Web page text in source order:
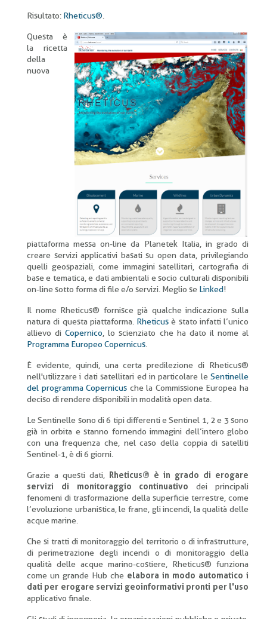
Risultato: Rheticus®
Questa è
la ricetta
della
nuova
piattaforma messa on-line da Planetek Italia, in grado di
creare servizi applicativi basati su open data, privilegiando
quelli geospaziali, come immagini satellitari, cartografia di
base e tematica, e dati ambientali e socio culturali disponibili
on-line sotto forma di file e/o servizi. Meglio se Linked!
Il nome Rheticus® fornisce già qualche indicazione sulla
natura di questa piattaforma. Rheticus è stato infatti l’unico
allievo diCopernico , lo scienziato che ha dato il nome al
Programma Europeo Copernicus
È evidente, quindi, una certa predilezione di Rheticus®
nell'utilizzare i dati satellitari ed in particolare le Sentinelle
del programma Copernicus che la Commissione Europea ha
deciso di rendere disponibili in modalità open data.
Le Sentinelle sono di 6 tipi differenti e Sentinel 1, 2 e 3 sono
già in orbita e stanno fornendo immagini dell’intero globo
con una frequenza che, nel caso della coppia di satelliti
Sentinel-1, è di 6 giorni.
Grazie a questi dati,
Rheticus® è in grado di erogare
servizi di monitoraggio continuativo dei principali
fenomeni di trasformazione della superficie terrestre, come
l’evoluzione urbanistica, le frane, gli incendi, la qualità delle
acque marine.
Che si tratti di monitoraggio del territorio o di infrastrutture,
di perimetrazione degli incendi o di monitoraggio della
qualità delle acque marino-costiere, Rheticus® funziona
come un grande Hub che elabora in modo automatico i
dati per erogare servizi geoinformativi pronti per l'uso
applicativo finale.